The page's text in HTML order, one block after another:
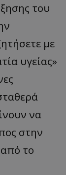
του
με
υγείας»
να
στην
το